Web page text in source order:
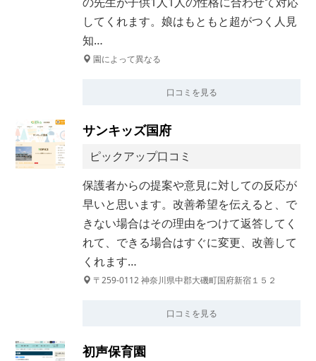
してくれます。娘はもともと超がつく人見
知…
園によって異なる
口コミを見る
サンキッズ国府
ピックアップ口コミ
保護者からの提案や意見に対しての反応が
早いと思います。改善希望を伝えると、で
きない場合はその理由をつけて返答してく
れて、できる場合はすぐに変更、改善して
くれます…
〒259-0112 神奈川県中郡大磯町国府新宿１５２
口コミを見る
初声保育園